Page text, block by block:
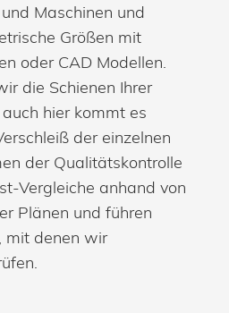
Maschinen und
Größen mit
oder CAD Modellen.
die Schienen Ihrer
hier kommt es
der einzelnen
der Qualitätskontrolle
Vergleiche anhand von
Plänen und führen
mit denen wir